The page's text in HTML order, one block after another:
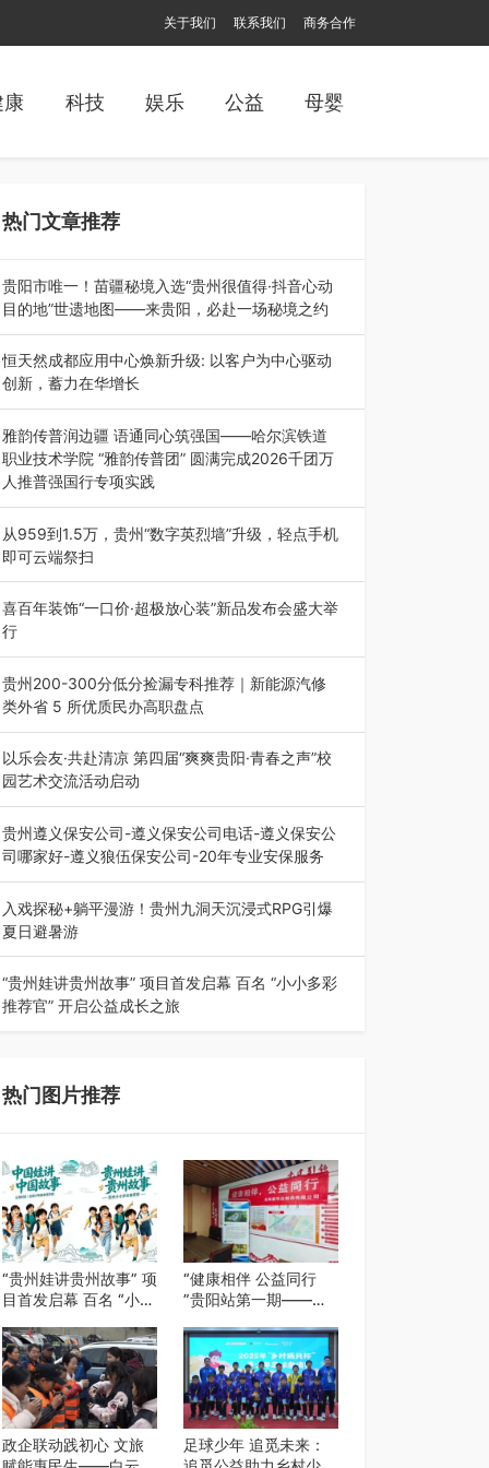
关于我们 联系我们 商务合作
科技 娱乐 公益 母婴
热门文章推荐
贵阳市唯一！苗疆秘境入选“贵州很值得·抖音心动
目的地”世遗地图——来贵阳，必赴一场秘境之约
2026年7月21日，2026年“贵州很值得”暨抖音“心
动目的地”（贵州站）主题…
恒天然成都应用中心焕新升级: 以客户为中心驱动
创新，蓄力在华增长
融合全球研发实力与本土洞察，深化客户共创，赋
能西南市场创新发展 （7月27日，成…
雅韵传普润边疆 语通同心筑强国——哈尔滨铁道
职业技术学院 “雅韵传普团” 圆满完成2026千团万
人推普强国行专项实践
为扎实推进2026“千团万人推普强国行”大学生暑
期社会实践，牢牢紧扣 “雅韵传普…
从959到1.5万，贵州“数字英烈墙”升级，轻点手机
即可云端祭扫
八一建军节到来之际，由贵州省退役军人事务厅指
导，贵阳市退役军人事务局联合贵州广电…
喜百年装饰“一口价·超极放心装”新品发布会盛大举
行
2026年7月31日，喜百年装饰“一口价·超极放心
装”新品发布会在贵阳隆重举行。…
贵州200-300分低分捡漏专科推荐｜新能源汽修
类外省 5 所优质民办高职盘点
在贵州省高考志愿填报体系中，200至300分数段
考生可选择的省内工科、新能源汽车…
以乐会友·共赴清凉 第四届“爽爽贵阳·青春之声”校
园艺术交流活动启动
七月的贵阳，清风送爽，第四届“爽爽贵阳·青春之
声”校园管弦乐（合唱）艺术交流活动…
贵州遵义保安公司-遵义保安公司电话-遵义保安公
司哪家好-遵义狼伍保安公司-20年专业安保服务
在遵义，不管是企业园区运营、小区物业管理、建
筑工地施工、商业商场经营，还是举办各…
入戏探秘+躺平漫游！贵州九洞天沉浸式RPG引爆
夏日避暑游
入伏后的贵州，清凉依旧。而在毕节深处的九洞天
景区，贵州首个水上喀斯特沉浸式RPG…
“贵州娃讲贵州故事” 项目首发启幕 百名 “小小多彩
推荐官” 开启公益成长之旅
热门图片推荐
“贵州娃讲贵州故事” 项
目首发启幕 百名 “小小
成长之旅
“健康相伴 公益同行
”贵阳站第一期——岳
健康公益科普活动
政企联动践初心 文旅
足球少年 追觅未来：